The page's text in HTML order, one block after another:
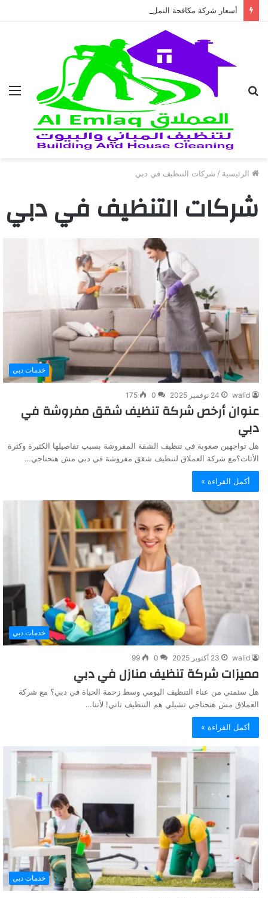
أسعار شركة مكافحة النمل الابيض في العين 2026
الرئيسية / شركات التنظيف في دبي
شركات التنظيف في دبي
خدمات دبي
walid 24 نوفمبر 2025 0
175
عنوان أرخص شركة تنظيف شقق مفروشة في
دبي
هل تواجهين صعوبة في تنظيف الشقة المفروشة بسبب تفاصيلها الكثيرة وكثرة
الأثاث؟مع شركة العملاق لتنظيف شقق مفروشة في دبي مش هتحتاجي…
أكمل القراءة »
خدمات دبي
walid 23 أكتوبر 2025 0
99
مميزات شركة تنظيف منازل في دبي
هل سئمتي من عناء التنظيف اليومي وسط زحمة الحياة في دبي؟ مع شركة
العملاق مش هتحتاجي تشيلي هم التنظيف تاني! لأننا…
أكمل القراءة »
خدمات دبي